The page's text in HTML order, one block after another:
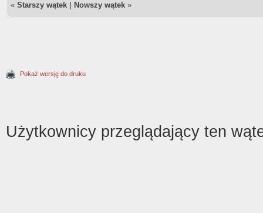
« Starszy wątek Nowszy wątek »
Pokaż wersję do druku
Użytkownicy przeglądający ten